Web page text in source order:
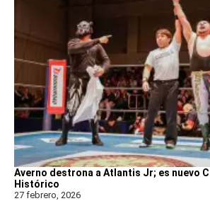
Averno destrona a Atlantis Jr; es nuevo
Histórico
27 febrero, 2026